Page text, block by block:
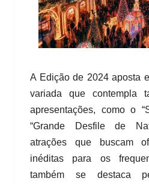
A Edição de 2024 aposta
variada que contempla
apresentações, como o
“Grande Desfile de
atrações que buscam
inéditas para os
também se destaca